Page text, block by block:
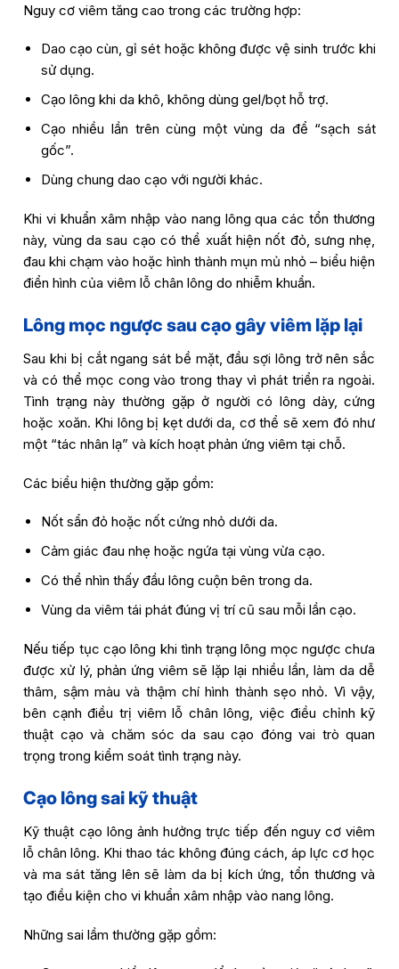
Nguy cơ viêm tăng cao trong các trường hợp:
Dao cạo cùn, gỉ sét hoặc không được vệ sinh trước khi
sử dụng.
Cạo lông khi da khô, không dùng gel/bọt hỗ trợ.
Cạo nhiều lần trên cùng một vùng da để “sạch sát
gốc”.
Dùng chung dao cạo với người khác.
Khi vi khuẩn xâm nhập vào nang lông qua các tổn thương
này, vùng da sau cạo có thể xuất hiện nốt đỏ, sưng nhẹ,
đau khi chạm vào hoặc hình thành mụn mủ nhỏ – biểu hiện
điển hình của viêm lỗ chân lông do nhiễm khuẩn.
Lông mọc ngược sau cạo gây viêm lặp lại
Sau khi bị cắt ngang sát bề mặt, đầu sợi lông trở nên sắc
và có thể mọc cong vào trong thay vì phát triển ra ngoài.
Tình trạng này thường gặp ở người có lông dày, cứng
hoặc xoăn. Khi lông bị kẹt dưới da, cơ thể sẽ xem đó như
một “tác nhân lạ” và kích hoạt phản ứng viêm tại chỗ.
Các biểu hiện thường gặp gồm:
Nốt sẩn đỏ hoặc nốt cứng nhỏ dưới da.
Cảm giác đau nhẹ hoặc ngứa tại vùng vừa cạo.
Có thể nhìn thấy đầu lông cuộn bên trong da.
Vùng da viêm tái phát đúng vị trí cũ sau mỗi lần cạo.
Nếu tiếp tục cạo lông khi tình trạng lông mọc ngược chưa
được xử lý, phản ứng viêm sẽ lặp lại nhiều lần, làm da dễ
thâm, sậm màu và thậm chí hình thành sẹo nhỏ. Vì vậy,
bên cạnh điều trị viêm lỗ chân lông, việc điều chỉnh kỹ
thuật cạo và chăm sóc da sau cạo đóng vai trò quan
trọng trong kiểm soát tình trạng này.
Cạo lông sai kỹ thuật
Kỹ thuật cạo lông ảnh hưởng trực tiếp đến nguy cơ viêm
lỗ chân lông. Khi thao tác không đúng cách, áp lực cơ học
và ma sát tăng lên sẽ làm da bị kích ứng, tổn thương và
tạo điều kiện cho vi khuẩn xâm nhập vào nang lông.
Những sai lầm thường gặp gồm: